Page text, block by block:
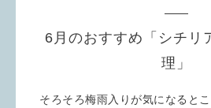
6月のおすすめ「シチリ
理」
そろそろ梅雨入りが気になるとこ